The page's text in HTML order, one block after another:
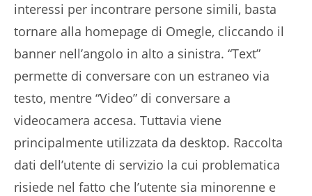
interessi per incontrare persone simili, basta
tornare alla homepage di Omegle, cliccando il
banner nell’angolo in alto a sinistra. “Text”
permette di conversare con un estraneo via
testo, mentre “Video” di conversare a
videocamera accesa. Tuttavia viene
principalmente utilizzata da desktop. Raccolta
dati dell’utente di servizio la cui problematica
risiede nel fatto che l’utente sia minorenne e